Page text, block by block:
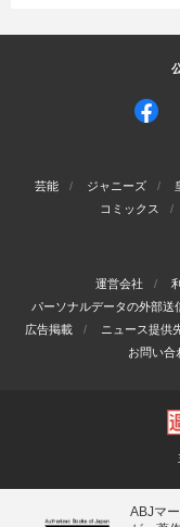
芸能 ジャニーズ
コミックス
運営会社
パーソナルデータの外部送
広告掲載
ニュース提供
お問い合
ABJマ